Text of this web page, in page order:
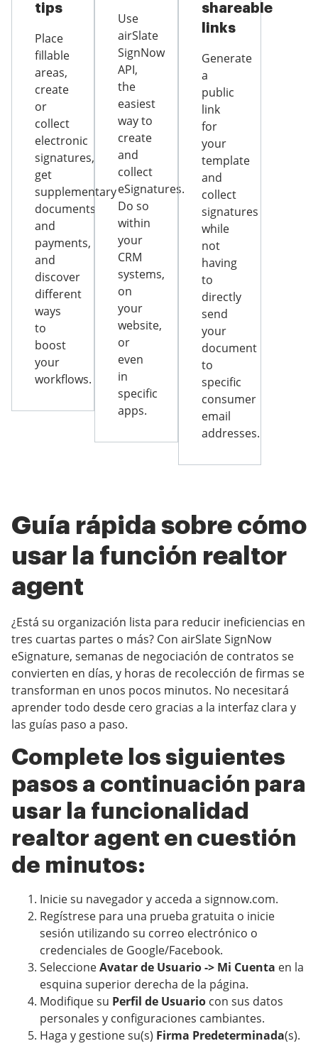
tips
Place
fillable
areas,
create
or
collect
electronic
signatures,
get
supplementary
documents
and
payments,
and
discover
different
ways
to
boost
your
workflows.
Use
airSlate
SignNow
API,
the
easiest
way to
create
and
collect
eSignatures.
Do so
within
your
CRM
systems,
on
your
website,
or
even
in
specific
apps.
shareable
links
Generate
a
public
link
for
your
template
and
collect
signatures
while
not
having
to
directly
send
your
document
to
specific
consumer
email
addresses.
Guía rápida sobre cómo
usar la función realtor
agent
¿Está su organización lista para reducir ineficiencias en
tres cuartas partes o más? Con airSlate SignNow
eSignature, semanas de negociación de contratos se
convierten en días, y horas de recolección de firmas se
transforman en unos pocos minutos. No necesitará
aprender todo desde cero gracias a la interfaz clara y
las guías paso a paso.
Complete los siguientes
pasos a continuación para
usar la funcionalidad
realtor agent en cuestión
de minutos:
Inicie su navegador y acceda a signnow.com.
Regístrese para una prueba gratuita o inicie
sesión utilizando su correo electrónico o
credenciales de Google/Facebook.
SeleccioneAvatar de Usuario -> Mi Cuenta en la
esquina superior derecha de la página.
Modifique su Perfil de Usuario con sus datos
personales y configuraciones cambiantes.
Haga y gestione su(s) Firma Predeterminada(s).